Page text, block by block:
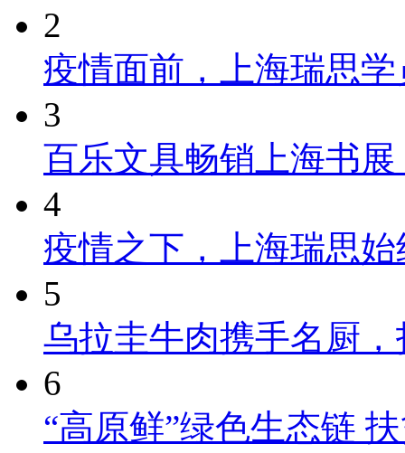
2
疫情面前，上海瑞思
3
百乐文具畅销上海书
4
疫情之下，上海瑞思
5
乌拉圭牛肉携手名厨
6
“高原鲜”绿色生态链